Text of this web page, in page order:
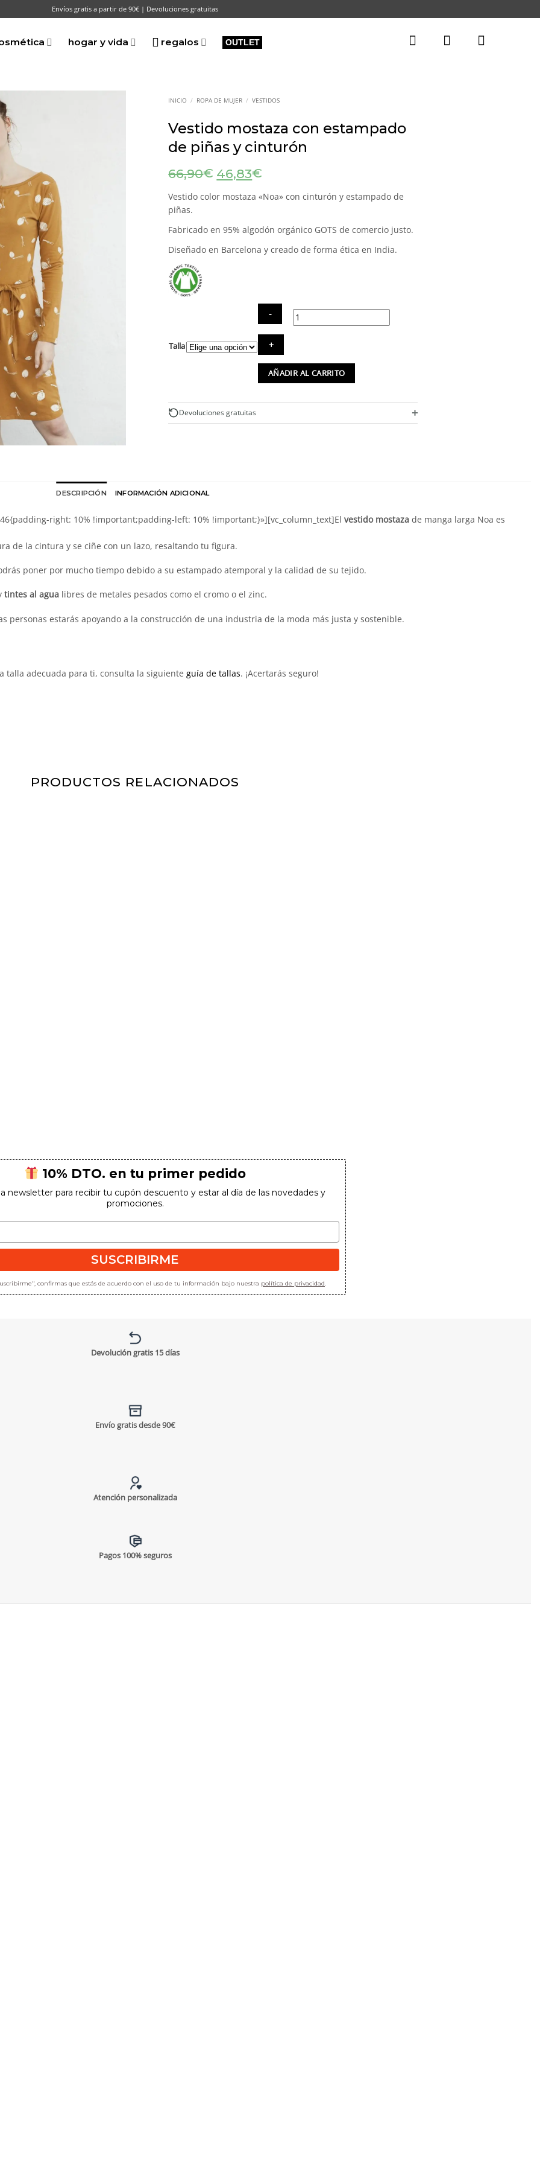
Envíos gratis a partir de 90€ | Devoluciones gratuitas
hogar y vida regalos OUTLET
INICIO / ROPA DE MUJER / VESTIDOS
Vestido mostaza con estampado
de piñas y cinturón
66,90€ El
precio
original
66,90€.
46,83€
actual
46,83€.
Vestido color mostaza «Noa» con cinturón y estampado de
piñas.
Fabricado en 95% algodón orgánico GOTS de comercio justo.
Diseñado en Barcelona y creado de forma ética en India.
Talla
Vestido
con
estampado
piñas
cinturón
AÑADIR AL CARRITO
Devoluciones gratuitas +
DESCRIPCIÓN INFORMACIÓN ADICIONAL
right: 10% !important;padding-left: 10% !important;}»][vc_column_text]El vestido mostaza de manga larga Noa es
de la cintura y se ciñe con un lazo, resaltando tu figura.
poner por mucho tiempo debido a su estampado atemporal y la calidad de su tejido.
tintes al agua libres de metales pesados como el cromo o el zinc.
personas estarás apoyando a la construcción de una industria de la moda más justa y sostenible.
talla adecuada para ti, consulta la siguiente guía de tallas. ¡Acertarás seguro!
PRODUCTOS RELACIONADOS
10% DTO. en tu primer pedido
newsletter para recibir tu cupón descuento y estar al día de las novedades y
promociones.
SUSCRIBIRME
confirmas que estás de acuerdo con el uso de tu información bajo nuestra política de privacidad.
Devolución gratis 15 días
Envío gratis desde 90€
Atención personalizada
Pagos 100% seguros